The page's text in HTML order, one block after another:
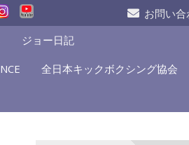
お問い
ジョー日記
全日本キックボクシング協会